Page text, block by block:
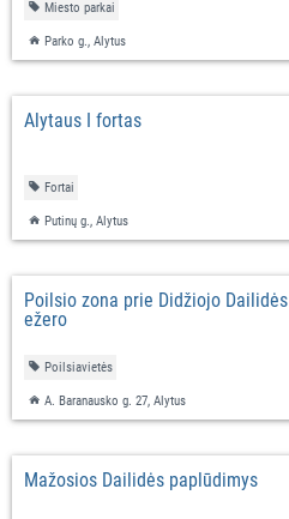
Miesto parkai
Parko g., Alytus
Alytaus I fortas
Fortai
Putinų g., Alytus
Poilsio zona prie Didžiojo Dailidės
ežero
Poilsiavietės
A. Baranausko g. 27, Alytus
Mažosios Dailidės paplūdimys